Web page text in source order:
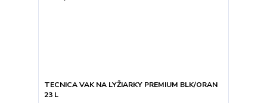
TECNICA VAK NA LYŽIARKY PREMIUM BLK/ORAN
23 L